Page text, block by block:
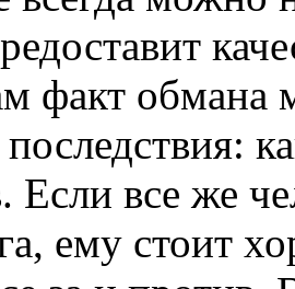
факт обмана
Если все же
ему стоит